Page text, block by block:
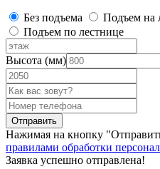
Без подъема
Подъем на
Подъем по лестнице
Высота (мм)
Нажимая на кнопку
правилами обработки
Заявка успешно отправлена!